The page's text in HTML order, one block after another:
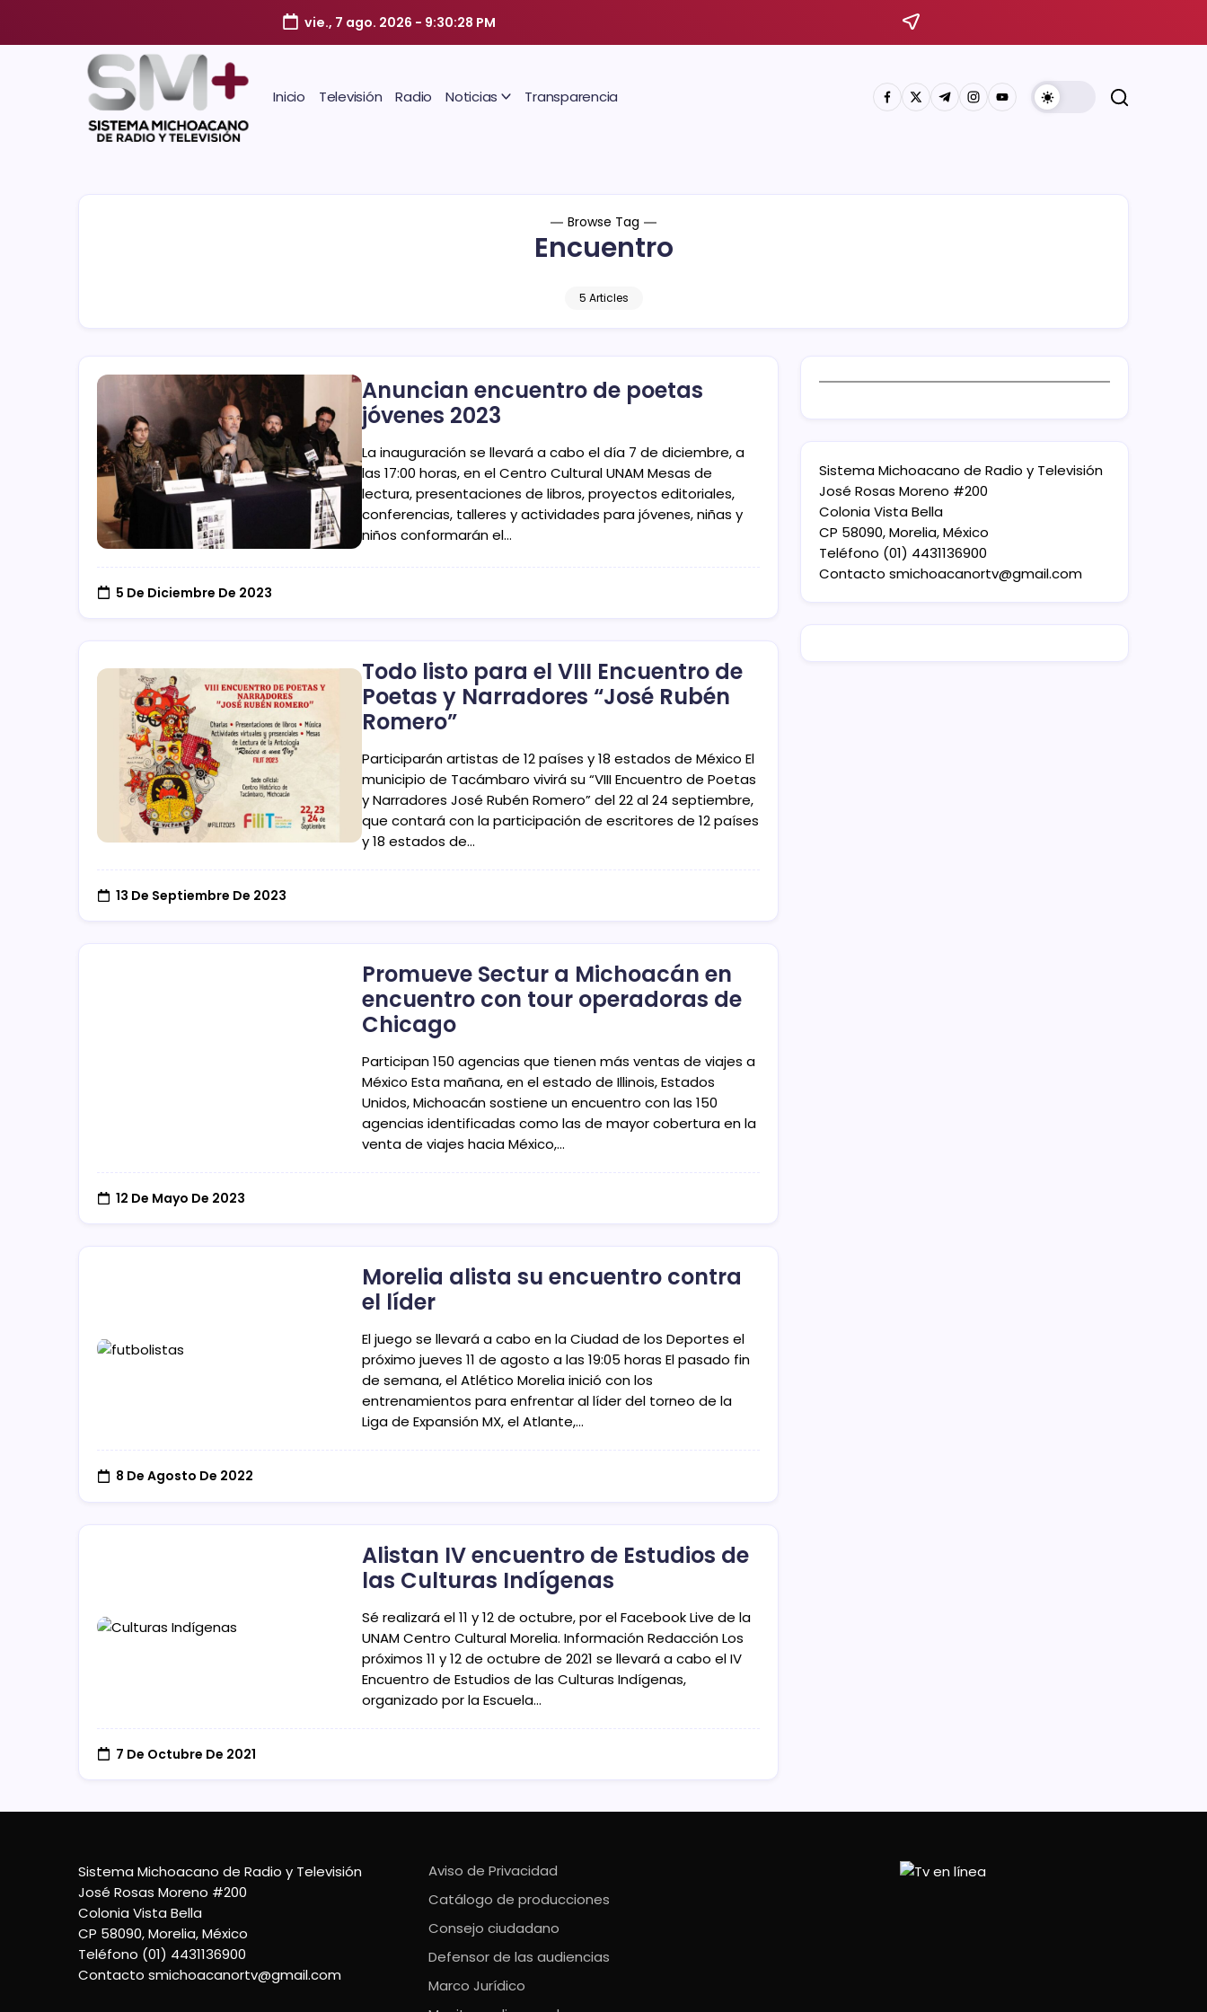
vie., 7 ago. 2026 - 9:30:28 PM
Inicio Televisión Radio Noticias Transparencia
Browse Tag
Encuentro
5 Articles
Anuncian encuentro de poetas
jóvenes 2023
La inauguración se llevará a cabo el día 7 de diciembre, a
las 17:00 horas, en el Centro Cultural UNAM Mesas de
lectura, presentaciones de libros, proyectos editoriales,
conferencias, talleres y actividades para jóvenes, niñas y
niños conformarán el…
5 De Diciembre De 2023
Todo listo para el VIII Encuentro de
Poetas y Narradores “José Rubén
Romero”
Participarán artistas de 12 países y 18 estados de México El
municipio de Tacámbaro vivirá su “VIII Encuentro de Poetas
y Narradores José Rubén Romero” del 22 al 24 septiembre,
que contará con la participación de escritores de 12 países
y 18 estados de…
13 De Septiembre De 2023
Promueve Sectur a Michoacán en
encuentro con tour operadoras de
Chicago
Participan 150 agencias que tienen más ventas de viajes a
México Esta mañana, en el estado de Illinois, Estados
Unidos, Michoacán sostiene un encuentro con las 150
agencias identificadas como las de mayor cobertura en la
venta de viajes hacia México,…
12 De Mayo De 2023
Morelia alista su encuentro contra
el líder
El juego se llevará a cabo en la Ciudad de los Deportes el
próximo jueves 11 de agosto a las 19:05 horas El pasado fin
de semana, el Atlético Morelia inició con los
entrenamientos para enfrentar al líder del torneo de la
Liga de Expansión MX, el Atlante,…
8 De Agosto De 2022
Alistan IV encuentro de Estudios de
las Culturas Indígenas
Sé realizará el 11 y 12 de octubre, por el Facebook Live de la
UNAM Centro Cultural Morelia. Información Redacción Los
próximos 11 y 12 de octubre de 2021 se llevará a cabo el IV
Encuentro de Estudios de las Culturas Indígenas,
organizado por la Escuela…
7 De Octubre De 2021
Sistema Michoacano de Radio y Televisión
José Rosas Moreno #200
Colonia Vista Bella
CP 58090, Morelia, México
Teléfono (01) 4431136900
Contacto smichoacanortv@gmail.com
Sistema Michoacano de Radio y Televisión
José Rosas Moreno #200
Colonia Vista Bella
CP 58090, Morelia, México
Teléfono (01) 4431136900
Contacto smichoacanortv@gmail.com
Aviso de Privacidad
Catálogo de producciones
Consejo ciudadano
Defensor de las audiencias
Marco Jurídico